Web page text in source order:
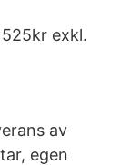
exkl.
av
egen